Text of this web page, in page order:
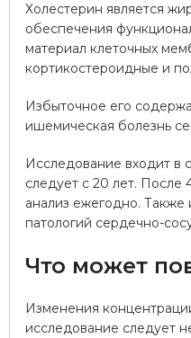
Холестерин является
обеспечения
материал клеточных
кортикостероидные и
Избыточное его
ишемическая болезнь
Исследование входит в
следует с 20 лет. После
анализ ежегодно. Также
патологий сердечно-
Что может
Изменения
исследование следует